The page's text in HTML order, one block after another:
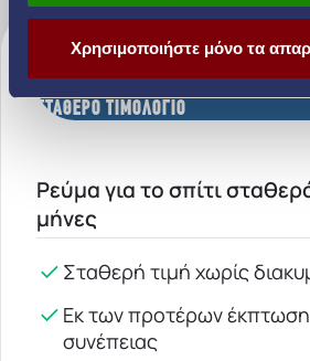
Χρησιμοποιήστε μόνο τα
ΣΤΑΘΕΡΟ ΤΙΜΟΛΟΓΙΟ
Ρεύμα για το σπίτι
μήνες
Σταθερή τιμή χωρίς
Εκ των προτέρων έκπτωση
συνέπειας